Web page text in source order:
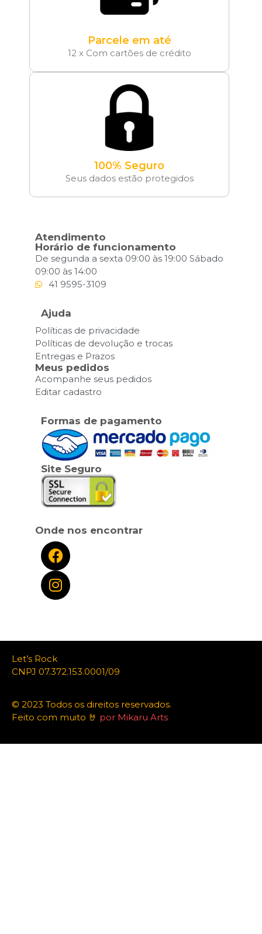
Parcele em até
12 x Com cartões de crédito
100% Seguro
Seus dados estão protegidos
Atendimento
Horário de funcionamento
De segunda a sexta 09:00 às 19:00 Sábado
09:00 às 14:00
41 9595-3109
Ajuda
Políticas de privacidade
Políticas de devolução e trocas
Entregas e Prazos
Meus pedidos
Acompanhe seus pedidos
Editar cadastro
Formas de pagamento
Site Seguro
Onde nos encontrar
Let’s Rock
CNPJ 07.372.153.0001/09
© 2023 Todos os direitos reservados.
Feito com muito 🤘 por Mikaru Arts